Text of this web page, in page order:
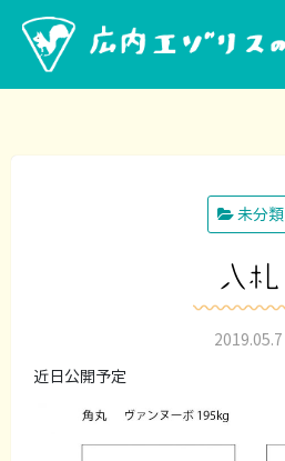
content
未分類
入札
2019.05.7
近日公開予定